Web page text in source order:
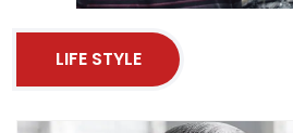
LIFE STYLE